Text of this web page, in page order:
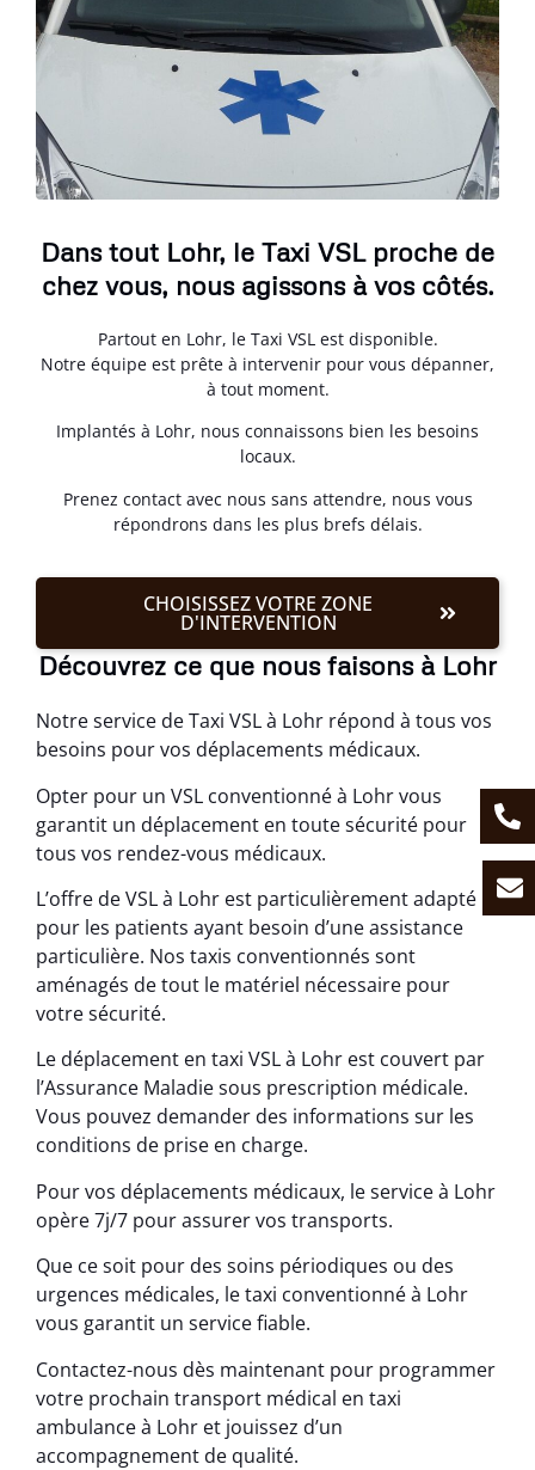
Dans tout Lohr, le Taxi VSL proche de
chez vous, nous agissons à vos côtés.
Partout en Lohr, le Taxi VSL est disponible.
Notre équipe est prête à intervenir pour vous dépanner,
à tout moment.
Implantés à Lohr, nous connaissons bien les besoins
locaux.
Prenez contact avec nous sans attendre, nous vous
répondrons dans les plus brefs délais.
CHOISISSEZ VOTRE ZONE
D'INTERVENTION
Découvrez ce que nous faisons à Lohr
Notre service de Taxi VSL à Lohr répond à tous vos
besoins pour vos déplacements médicaux.
Opter pour un VSL conventionné à Lohr vous
garantit un déplacement en toute sécurité pour
tous vos rendez-vous médicaux.
L’offre de VSL à Lohr est particulièrement adapté
pour les patients ayant besoin d’une assistance
particulière. Nos taxis conventionnés sont
aménagés de tout le matériel nécessaire pour
votre sécurité.
Le déplacement en taxi VSL à Lohr est couvert par
l’Assurance Maladie sous prescription médicale.
Vous pouvez demander des informations sur les
conditions de prise en charge.
Pour vos déplacements médicaux, le service à Lohr
opère 7j/7 pour assurer vos transports.
Que ce soit pour des soins périodiques ou des
urgences médicales, le taxi conventionné à Lohr
vous garantit un service fiable.
Contactez-nous dès maintenant pour programmer
votre prochain transport médical en taxi
ambulance à Lohr et jouissez d’un
accompagnement de qualité.